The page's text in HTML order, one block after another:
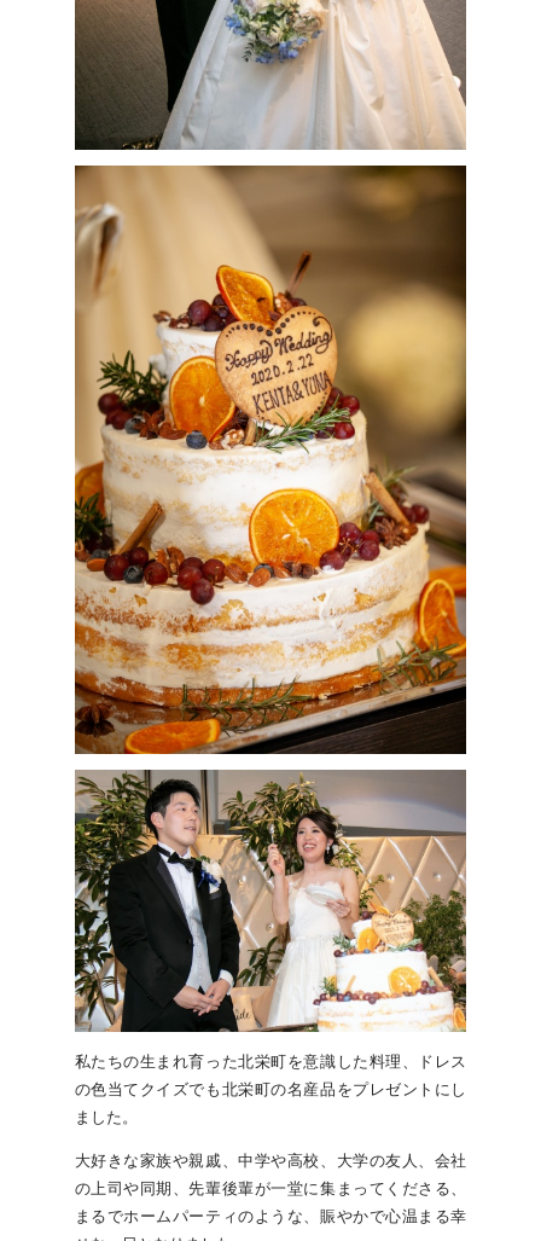
私たちの生まれ育った北栄町を意識した料理、ドレス
の色当てクイズでも北栄町の名産品をプレゼントにし
ました。
大好きな家族や親戚、中学や高校、大学の友人、会社
の上司や同期、先輩後輩が一堂に集まってくださる、
まるでホームパーティのような、賑やかで心温まる幸